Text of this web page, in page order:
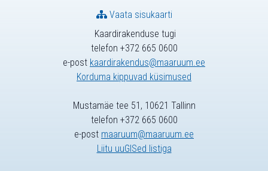
Kaardirakenduse tugi
telefon +372 665 0600
e-post kaardirakendus@maaruum.ee
Korduma kippuvad küsimused
Vaata sisukaarti
Mustamäe tee 51, 10621 Tallinn
telefon +372 665 0600
e-post maaruum@maaruum.ee
Liitu uuGISed listiga